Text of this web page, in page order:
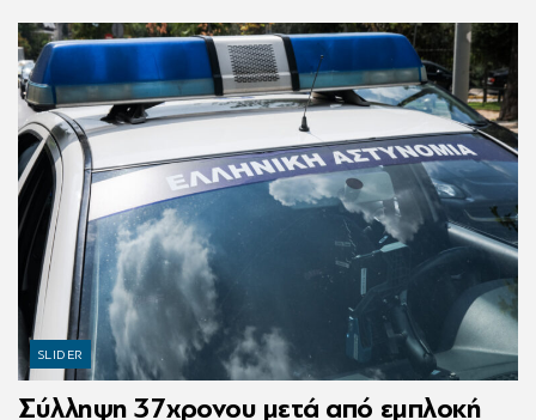
SLIDER
Σύλληψη 37χρονου μετά από εμπλοκή